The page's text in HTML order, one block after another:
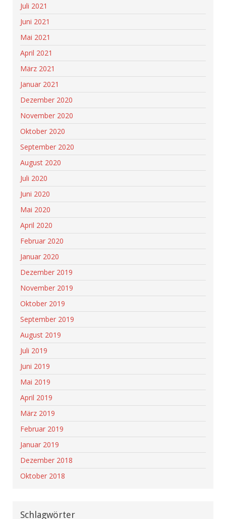
Juli 2021
Juni 2021
Mai 2021
April 2021
März 2021
Januar 2021
Dezember 2020
November 2020
Oktober 2020
September 2020
August 2020
Juli 2020
Juni 2020
Mai 2020
April 2020
Februar 2020
Januar 2020
Dezember 2019
November 2019
Oktober 2019
September 2019
August 2019
Juli 2019
Juni 2019
Mai 2019
April 2019
März 2019
Februar 2019
Januar 2019
Dezember 2018
Oktober 2018
Schlagwörter